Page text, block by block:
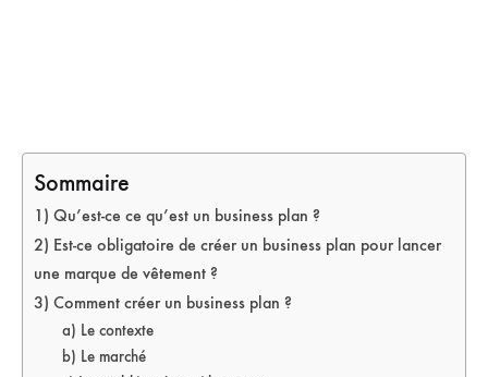
Sommaire
1) Qu’est-ce ce qu’est un business plan ?
2) Est-ce obligatoire de créer un business plan pour lancer
une marque de vêtement ?
3) Comment créer un business plan ?
a) Le contexte
b) Le marché